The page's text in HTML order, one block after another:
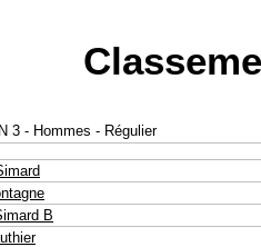
3 - Hommes - Régulier
B